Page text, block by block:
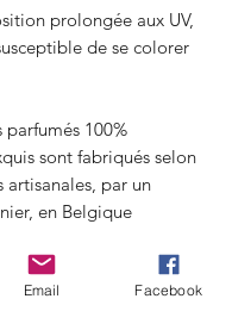
prolongée aux UV,
de se colorer.
parfumés
sont fabriqués selon
artisanales, par un
en Belgique.
Email Facebook